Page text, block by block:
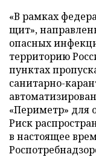
«В рамках
щит»,
опасных
территорию
пунктах
санитарно-
«Периметр» для
Риск
в настоящее